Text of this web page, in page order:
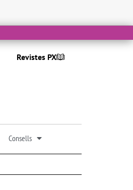
Revistes PX
Consells